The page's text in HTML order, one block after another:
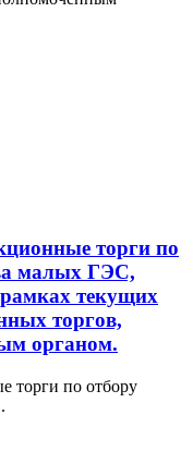
торги по
малых ГЭС,
текущих
торгов,
органом.